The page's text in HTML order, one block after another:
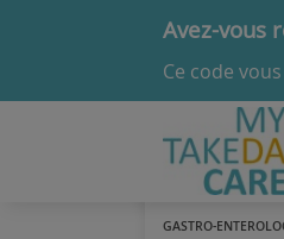
Avez-vous
Ce code
GASTRO-